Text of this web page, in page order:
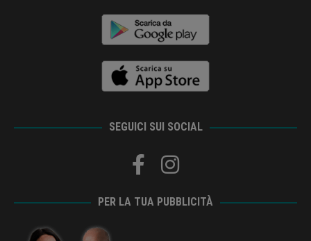
SEGUICI SUI SOCIAL
PER LA TUA PUBBLICITÀ